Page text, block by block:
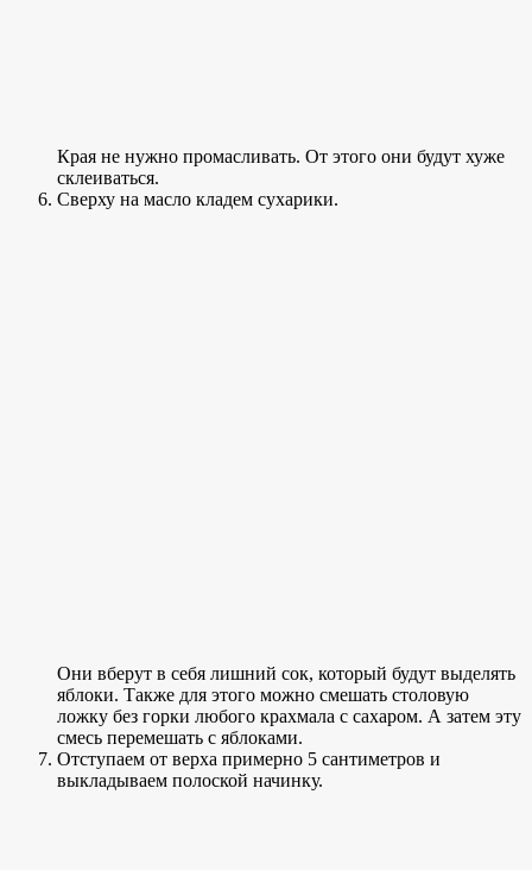
Края не нужно промасливать. От этого они будут хуже
склеиваться.
Сверху на масло кладем сухарики.
Они вберут в себя лишний сок, который будут выделять
яблоки. Также для этого можно смешать столовую
ложку без горки любого крахмала с сахаром. А затем эту
смесь перемешать с яблоками.
Отступаем от верха примерно 5 сантиметров и
выкладываем полоской начинку.